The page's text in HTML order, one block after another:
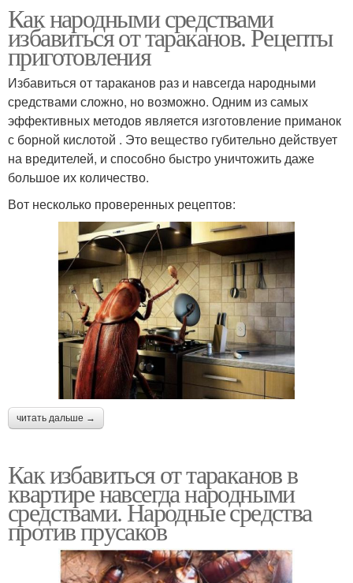
Как народными средствами
избавиться от тараканов. Рецепты
приготовления
Избавиться от тараканов раз и навсегда народными
средствами сложно, но возможно. Одним из самых
эффективных методов является изготовление приманок
с борной кислотой . Это вещество губительно действует
на вредителей, и способно быстро уничтожить даже
большое их количество.
Вот несколько проверенных рецептов:
читать дальше →
Как избавиться от тараканов в
квартире навсегда народными
средствами. Народные средства
против прусаков